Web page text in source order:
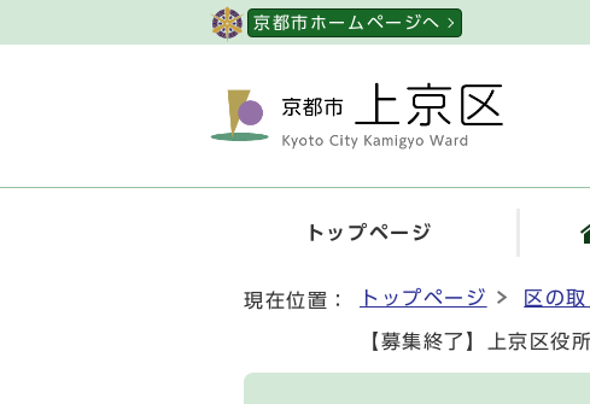
京都市ホームページへ
トップページ
現在位置： トップページ 区の
【募集終了】上京区役